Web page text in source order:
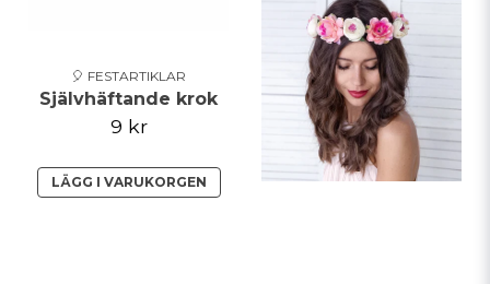
🎈 FESTARTIKLAR
Självhäftande krok
9 kr
LÄGG I VARUKORGEN